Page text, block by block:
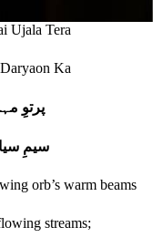
Ujala Tera
Ka
پرتوِ
سیمِ
orb’s warm beams
streams;